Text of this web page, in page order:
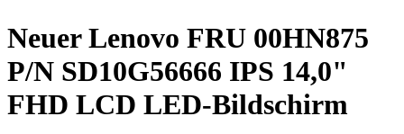
Neuer Lenovo FRU 00HN875
P/N SD10G56666 IPS 14,0"
FHD LCD LED-Bildschirm